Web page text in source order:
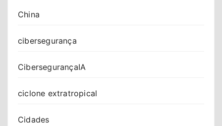
China
cibersegurança
CibersegurançaIA
ciclone extratropical
Cidades